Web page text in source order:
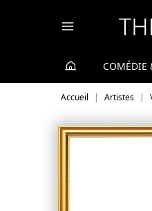
COMÉDIE
Accueil Artistes